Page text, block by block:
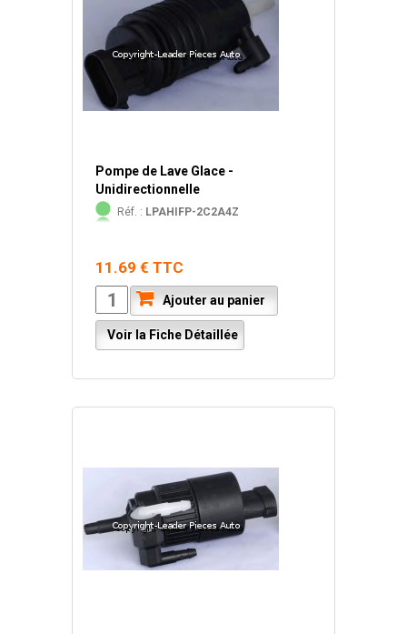
Pompe de Lave Glace -
Unidirectionnelle
Réf. : LPAHIFP-2C2A4Z
11.69 € TTC
Ajouter au panier
Voir la Fiche Détaillée